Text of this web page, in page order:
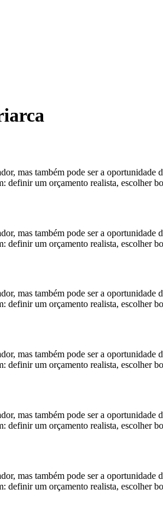
também pode ser a oportunidade
definir um orçamento realista, escolher
também pode ser a oportunidade
definir um orçamento realista, escolher
também pode ser a oportunidade
definir um orçamento realista, escolher
também pode ser a oportunidade
definir um orçamento realista, escolher
também pode ser a oportunidade
definir um orçamento realista, escolher
também pode ser a oportunidade
definir um orçamento realista, escolher